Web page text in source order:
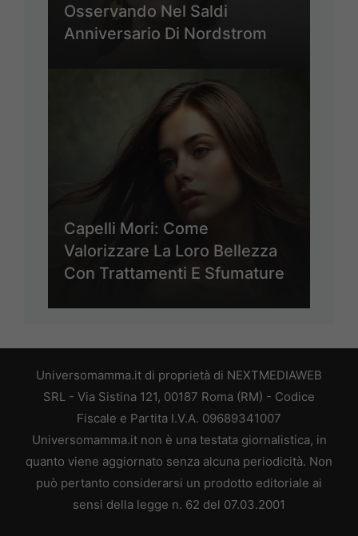
Osservando Nel Saldi
Anniversario Di Nordstrom
Capelli Mori: Come
Valorizzare La Loro Bellezza
Con Trattamenti E Sfumature
Universomamma.it di proprietà di NEXTMEDIAWEB
SRL - Via Sistina 121, 00187 Roma (RM) - Codice
Fiscale e Partita I.V.A. 09689341007
Universomamma.it non è una testata giornalistica, in
quanto viene aggiornato senza alcuna periodicità. Non
può pertanto considerarsi un prodotto editoriale ai
sensi della legge n. 62 del 07.03.2001